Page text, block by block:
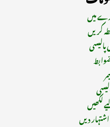
میں
کریں
لکھیں
دیں